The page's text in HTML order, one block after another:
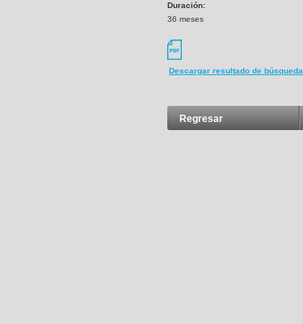
Duración:
36 meses
Descargar resultado de búsqueda
Regresar